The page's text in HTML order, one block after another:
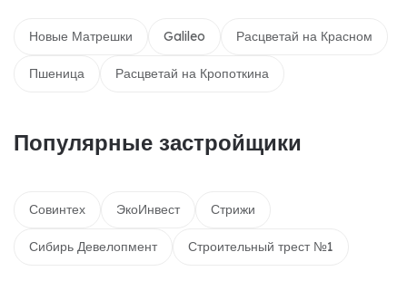
Новые Матрешки Galileo Расцветай на Красном
Пшеница Расцветай на Кропоткина
Популярные застройщики
Совинтех ЭкоИнвест Стрижи
Сибирь Девелопмент Строительный трест №1